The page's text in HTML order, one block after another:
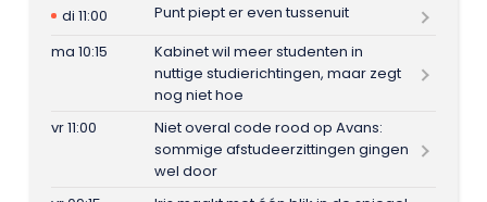
di 11:00
Punt piept er even tussenuit
ma 10:15
Kabinet wil meer studenten in
nuttige studierichtingen, maar zegt
nog niet hoe
vr 11:00
Niet overal code rood op Avans:
sommige afstudeerzittingen gingen
wel door